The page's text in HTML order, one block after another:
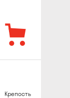
Крепость